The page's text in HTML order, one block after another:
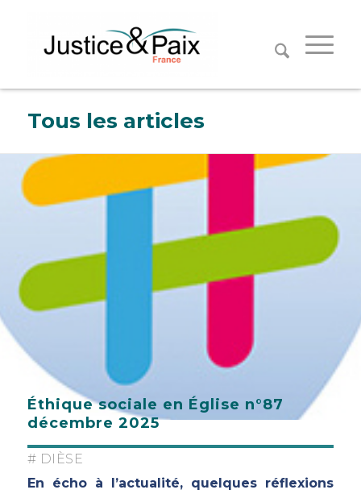
Tous les articles
Éthique sociale en Église n°87
décembre 2025
# DIÈSE
En écho à l’actualité, quelques réflexions